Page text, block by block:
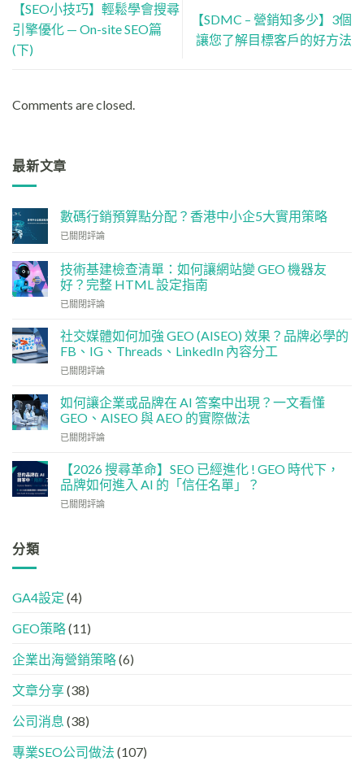
【SEO小技巧】輕鬆學會搜尋
引擎優化 — On-site SEO篇
(下)
【SDMC – 營銷知多少】3個
讓您了解目標客戶的好方法
Comments are closed.
最新文章
數碼行銷預算點分配？香港中小企5大實用策略
數
行
銷
預
算
分
配？
香
港
小
企
大
策
已關閉評論
技術基建檢查清單：如何讓網站變 GEO 機器友
好？完整 HTML 設定指南
技
基
建
檢
查
單：
如
讓
變
機
HTML
設
定
指
已關閉評論
社交媒體如何加強 GEO (AISEO) 效果？品牌必學的
FB、IG、Threads、LinkedIn 內容分工
社
媒
體
如
何
GEO
(AISEO)
效
的
FB、
Threads、
內
分
已關閉評論
如何讓企業或品牌在 AI 答案中出現？一文看懂
GEO、AISEO 與 AEO 的實際做法
如
企
業
或
中
現？
文
懂
GEO、
與
的
已關閉評論
【2026 搜尋革命】SEO 已經進化 ! GEO 時代下，
品牌如何進入 AI 的「信任名單」？
【2026
經
化
GEO
時
下，
牌
何
已關閉評論
分類
GA4設定 (4)
GEO策略(11)
企業出海營銷策略(6)
文章分享(38)
公司消息 (38)
專業SEO公司做法 (107)